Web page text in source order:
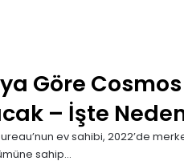
Göre
– İşte
ev sahibi, 2022’de
sahip…